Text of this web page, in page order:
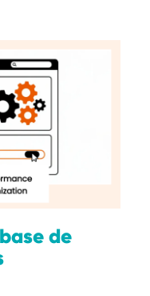
de